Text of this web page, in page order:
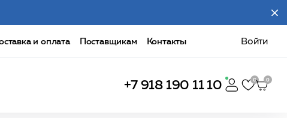
и оплата Поставщикам Контакты Войти
+7 918 190 11 10